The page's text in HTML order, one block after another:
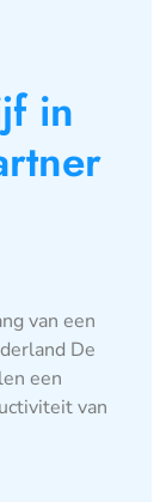
in
van een
De
een
van